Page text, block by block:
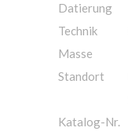
Datierung
Technik
Masse
Standort
Katalog-Nr.